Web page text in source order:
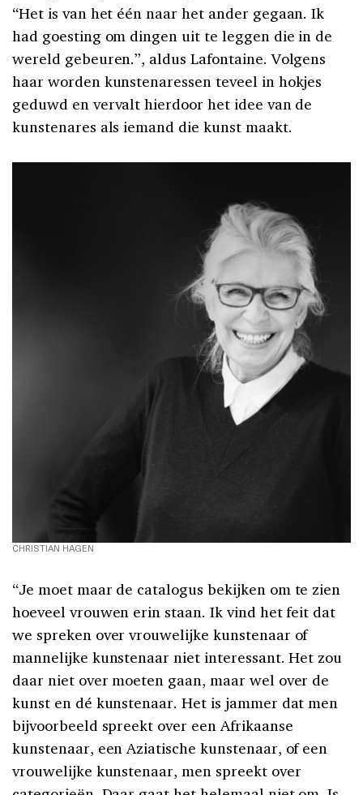
“Het is van het één naar het ander gegaan. Ik
had goesting om dingen uit te leggen die in de
wereld gebeuren.”, aldus Lafontaine. Volgens
haar worden kunstenaressen teveel in hokjes
geduwd en vervalt hierdoor het idee van de
kunstenares als iemand die kunst maakt.
CHRISTIAN HAGEN
“Je moet maar de catalogus bekijken om te zien
hoeveel vrouwen erin staan. Ik vind het feit dat
we spreken over vrouwelijke kunstenaar of
mannelijke kunstenaar niet interessant. Het zou
daar niet over moeten gaan, maar wel over de
kunst en dé kunstenaar. Het is jammer dat men
bijvoorbeeld spreekt over een Afrikaanse
kunstenaar, een Aziatische kunstenaar, of een
vrouwelijke kunstenaar, men spreekt over